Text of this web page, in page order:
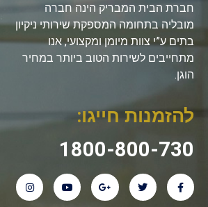
חברת הבית המבריק הינה חברה
מובליה בתחומה המספקת שירותי ניקיון
בתים ע”י צוות מיומן ומקצועי, אנו
מתחייבים לשירות הטוב ביותר במחיר
הוגן.
להזמנות חייגו:
1800-800-730